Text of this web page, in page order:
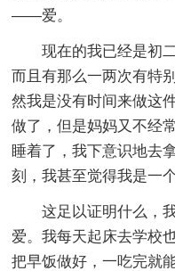
——爱。
现在的我已经是初
而且有那么一两次有特
然我是没有时间来做这
做了，但是妈妈又不经
睡着了，我下意识地去
刻，我甚至觉得我是一
这足以证明什么，
爱。我每天起床去学校
把早饭做好，一吃完就